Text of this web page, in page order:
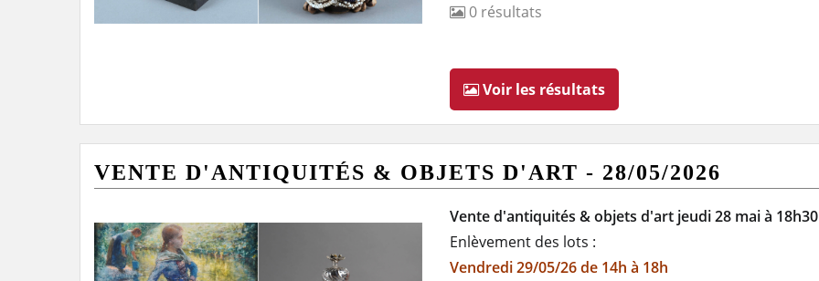
0 résultats
Voir les résultats
VENTE D'ANTIQUITÉS & OBJETS D'ART - 28/05/2026
Vente d'antiquités & objets d'art jeudi 28 mai à 18h30
Enlèvement des lots :
Vendredi 29/05/26 de 14h à 18h